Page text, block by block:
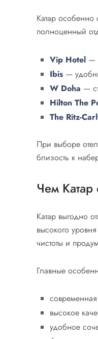
Катар особенно
полноценный
Vip Hotel —
Ibis —
W Doha —
Hilton The
The Ritz-
При выборе
близость к
Чем Катар
Катар выгодно
высокого
чистоты и
Главные
современная
высокое
удобное